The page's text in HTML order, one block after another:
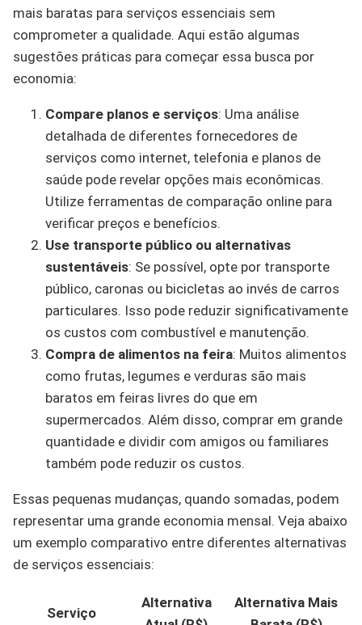
mais baratas para serviços essenciais sem
comprometer a qualidade. Aqui estão algumas
sugestões práticas para começar essa busca por
economia:
Compare planos e serviços: Uma análise
detalhada de diferentes fornecedores de
serviços como internet, telefonia e planos de
saúde pode revelar opções mais econômicas.
Utilize ferramentas de comparação online para
verificar preços e benefícios.
Use transporte público ou alternativas
sustentáveis: Se possível, opte por transporte
público, caronas ou bicicletas ao invés de carros
particulares. Isso pode reduzir significativamente
os custos com combustível e manutenção.
Compra de alimentos na feira: Muitos alimentos
como frutas, legumes e verduras são mais
baratos em feiras livres do que em
supermercados. Além disso, comprar em grande
quantidade e dividir com amigos ou familiares
também pode reduzir os custos.
Essas pequenas mudanças, quando somadas, podem
representar uma grande economia mensal. Veja abaixo
um exemplo comparativo entre diferentes alternativas
de serviços essenciais:
Serviço
Alternativa
Alternativa Mais